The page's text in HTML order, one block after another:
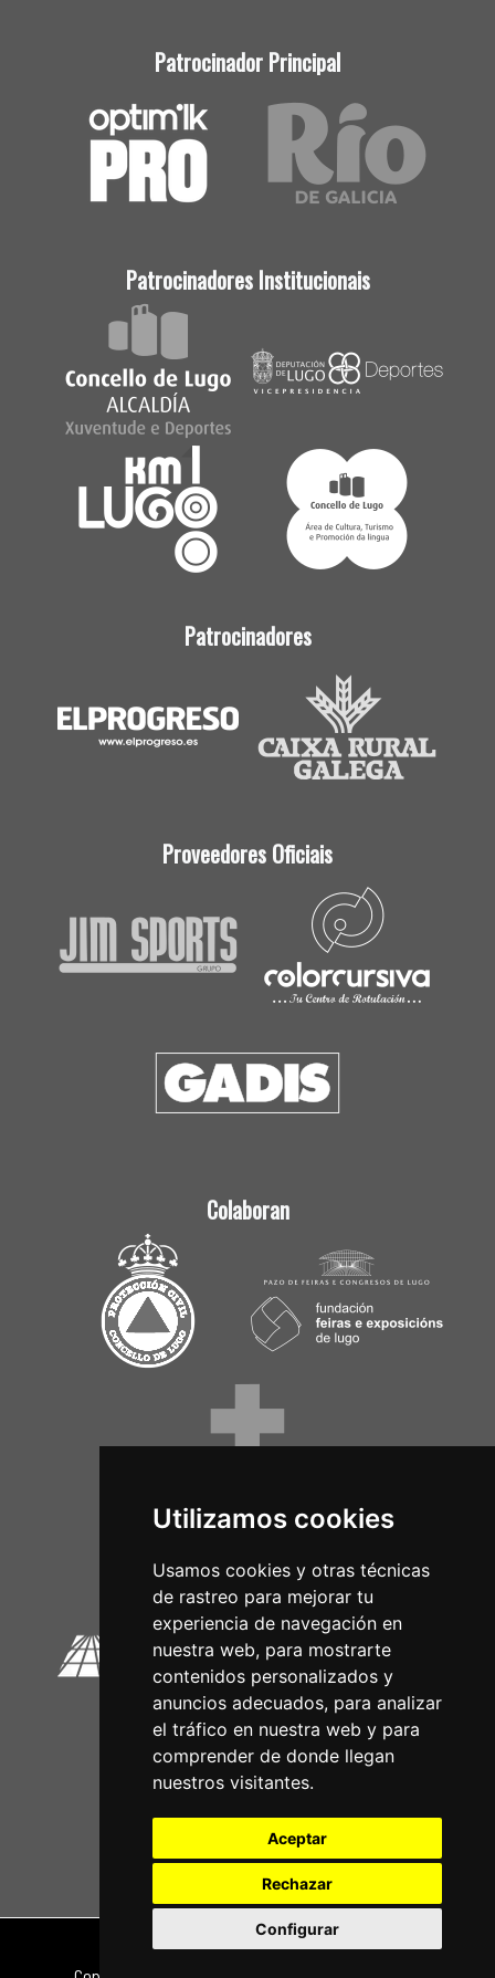
Utilizamos cookies
Usamos cookies y otras técnicas
de rastreo para mejorar tu
experiencia de navegación en
nuestra web, para mostrarte
contenidos personalizados y
anuncios adecuados, para analizar
el tráfico en nuestra web y para
comprender de donde llegan
nuestros visitantes.
Aceptar
Rechazar
Configurar
Patrocinador Principal
Patrocinadores Institucionais
Patrocinadores
Proveedores Oficiais
Colaboran
Circuitos Oficiais
Nota legal|Política de privacidade